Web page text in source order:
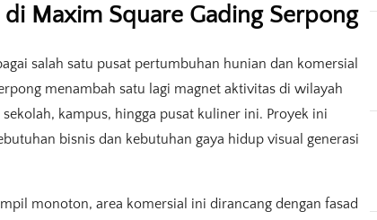
Maxim Square Gading Serpong
salah satu pusat pertumbuhan hunian dan komersial
menambah satu lagi magnet aktivitas di wilayah
kampus, hingga pusat kuliner ini. Proyek ini
bisnis dan kebutuhan gaya hidup visual generasi
monoton, area komersial ini dirancang dengan fasad